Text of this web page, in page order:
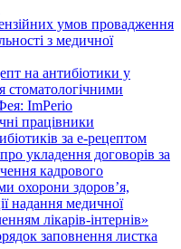
умов провадження
з медичної
на антибіотики у
стоматологічними
ImPerio
працівники
за е-рецептом
укладення договорів за
кадрового
охорони здоров’я,
надання медичної
лікарів-інтернів»
заповнення листка